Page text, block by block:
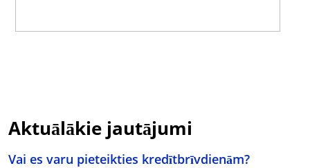
Aktuālākie jautājumi
Vai es varu pieteikties kredītbrīvdienām?